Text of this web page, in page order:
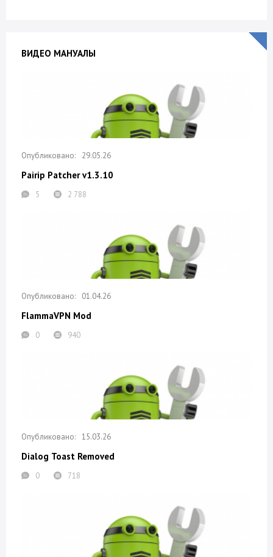
ВИДЕО МАНУАЛЫ
29.05.26
Pairip Patcher v1.3.10
5 2 788
01.04.26
FlammaVPN Mod
0 940
15.03.26
Dialog Toast Removed
0 718